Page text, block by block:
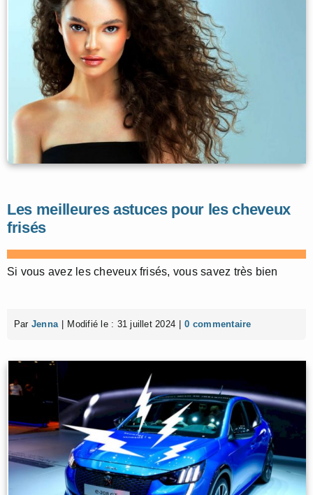
Les meilleures astuces pour les cheveux
frisés
Si vous avez les cheveux frisés, vous savez très bien
Par Jenna Modifié le : 31 juillet 2024 0 commentaire